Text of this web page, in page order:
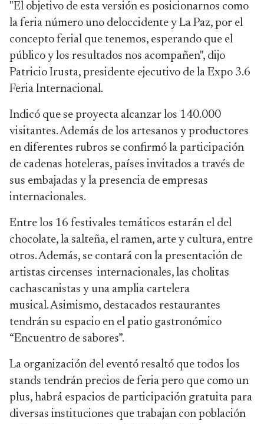
"El objetivo de esta versión es posicionarnos como
la feria número uno deloccidente y La Paz, por el
concepto ferial que tenemos, esperando que el
público y los resultados nos acompañen", dijo
Patricio Irusta, presidente ejecutivo de la Expo 3.6
Feria Internacional.
Indicó que se proyecta alcanzar los 140.000
visitantes. Además de los artesanos y productores
en diferentes rubros se confirmó la participación
de cadenas hoteleras, países invitados a través de
sus embajadas y la presencia de empresas
internacionales.
Entre los 16 festivales temáticos estarán el del
chocolate, la salteña, el ramen, arte y cultura, entre
otros. Además, se contará con la presentación de
artistas circenses internacionales, las cholitas
cachascanistas y una amplia cartelera
musical.Asimismo, destacados restaurantes
tendrán su espacio en el patio gastronómico
“Encuentro de sabores”.
La organización del eventó resaltó que todos los
stands tendrán precios de feria pero que como un
plus, habrá espacios de participación gratuita para
diversas instituciones que trabajan con población